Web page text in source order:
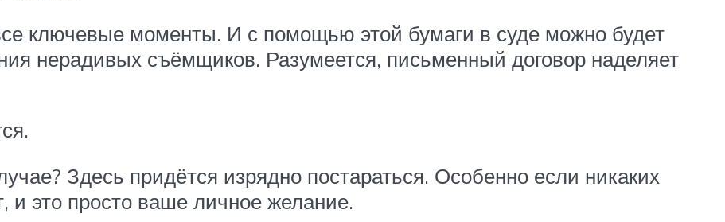
ключевые моменты. И с помощью этой бумаги в суде можно будет
нерадивых съёмщиков. Разумеется, письменный договор наделяет
Здесь придётся изрядно постараться. Особенно если никаких
это просто ваше личное желание.